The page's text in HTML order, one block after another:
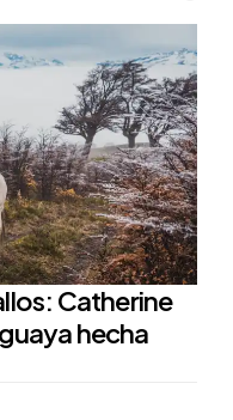
Catherine
hecha